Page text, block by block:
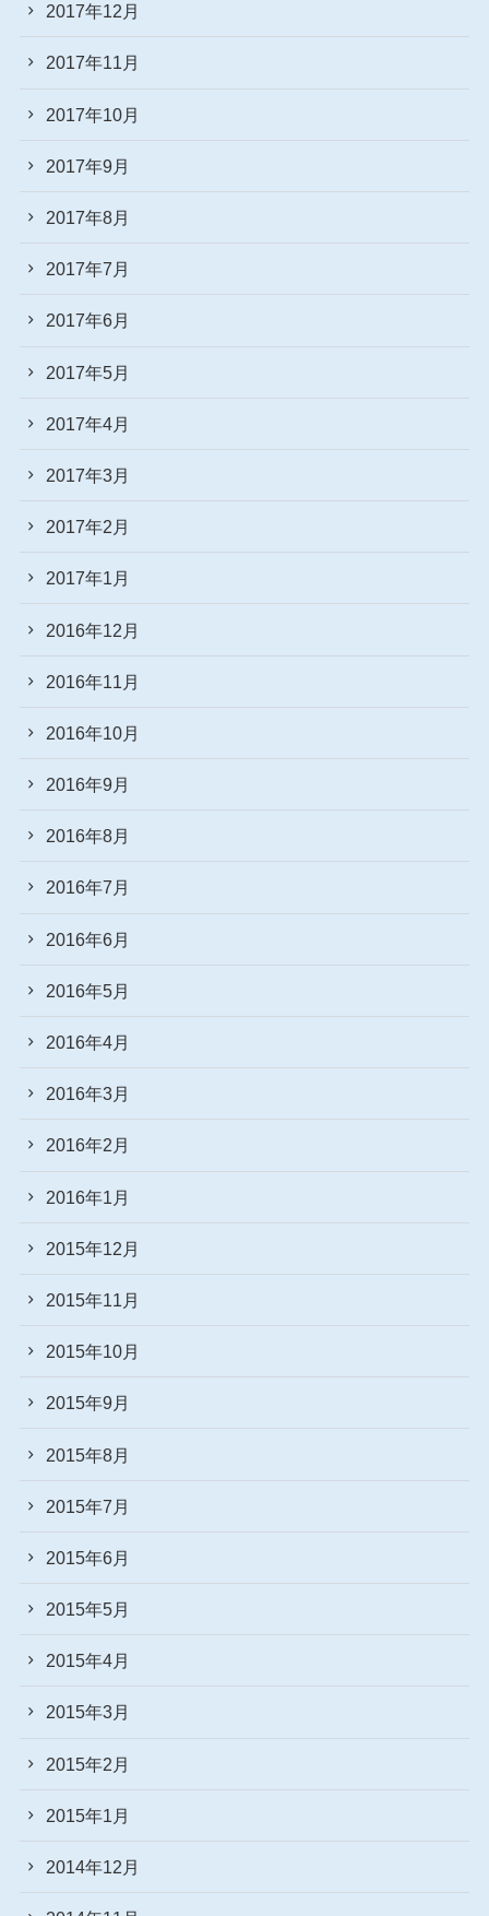
2017年12月
2017年11月
2017年10月
2017年9月
2017年8月
2017年7月
2017年6月
2017年5月
2017年4月
2017年3月
2017年2月
2017年1月
2016年12月
2016年11月
2016年10月
2016年9月
2016年8月
2016年7月
2016年6月
2016年5月
2016年4月
2016年3月
2016年2月
2016年1月
2015年12月
2015年11月
2015年10月
2015年9月
2015年8月
2015年7月
2015年6月
2015年5月
2015年4月
2015年3月
2015年2月
2015年1月
2014年12月